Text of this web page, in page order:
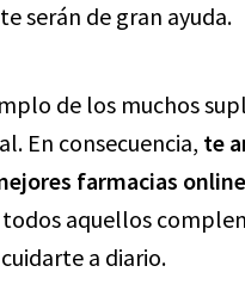
serán de gran ayuda.
de los muchos
En consecuencia, te
farmacias online
aquellos
a diario.